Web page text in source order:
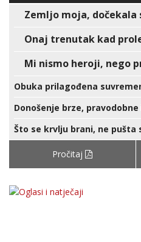
Zemljo moja, dočekala
Onaj trenutak kad
Mi nismo heroji, nego
Obuka prilagođena
Donošenje brze,
Što se krvlju brani, ne pušta
Pročitaj